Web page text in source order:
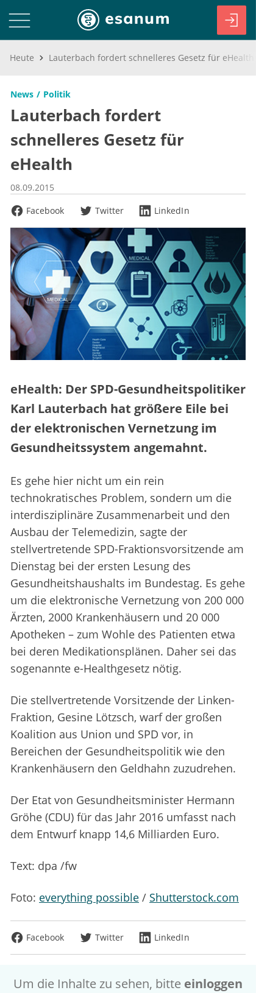
Heute Lauterbach fordert schnelleres Gesetz für eHealth
News Politik
Lauterbach fordert
schnelleres Gesetz für
eHealth
08.09.2015
Facebook
Twitter LinkedIn
eHealth: Der SPD-Gesundheitspolitiker
Karl Lauterbach hat größere Eile bei
der elektronischen Vernetzung im
Gesundheitssystem angemahnt.
Es gehe hier nicht um ein rein
technokratisches Problem, sondern um die
interdisziplinäre Zusammenarbeit und den
Ausbau der Telemedizin, sagte der
stellvertretende SPD-Fraktionsvorsitzende am
Dienstag bei der ersten Lesung des
Gesundheitshaushalts im Bundestag. Es gehe
um die elektronische Vernetzung von 200 000
Ärzten, 2000 Krankenhäusern und 20 000
Apotheken – zum Wohle des Patienten etwa
bei deren Medikationsplänen. Daher sei das
sogenannte e-Healthgesetz nötig.
Die stellvertretende Vorsitzende der Linken-
Fraktion, Gesine Lötzsch, warf der großen
Koalition aus Union und SPD vor, in
Bereichen der Gesundheitspolitik wie den
Krankenhäusern den Geldhahn zuzudrehen.
Der Etat von Gesundheitsminister Hermann
Gröhe (CDU) für das Jahr 2016 umfasst nach
dem Entwurf knapp 14,6 Milliarden Euro.
Text: dpa /fw
Foto: everything possible / Shutterstock.com
Facebook Twitter LinkedIn
Um die Inhalte zu sehen, bitte einloggen